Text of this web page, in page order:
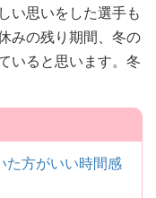
い思いをした選手も
みの残り期間、冬の
いると思います。冬
た方がいい時間感